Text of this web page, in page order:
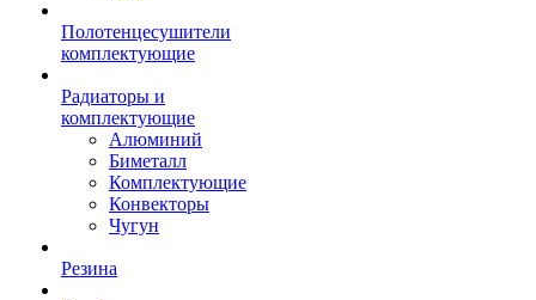
Полотенцесушители
комплектующие
Радиаторы и
комплектующие
Алюминий
Биметалл
Комплектующие
Конвекторы
Чугун
Резина